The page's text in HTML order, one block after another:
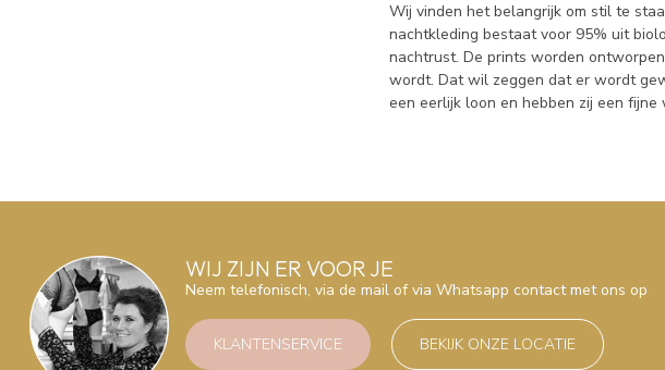
Wij vinden het belangrijk om stil te
nachtkleding bestaat voor 95% uit
nachtrust. De prints worden
wordt. Dat wil zeggen dat er wordt
een eerlijk loon en hebben zij een
WIJ ZIJN ER VOOR JE
Neem telefonisch, via de mail of via Whatsapp contact met ons op
KLANTENSERVICE BEKIJK ONZE LOCATIE